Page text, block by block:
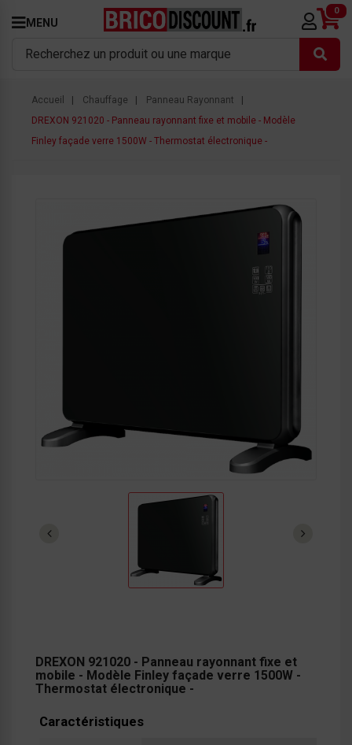
MENU
0
Accueil Chauffage
Panneau Rayonnant
DREXON 921020 - Panneau rayonnant fixe et mobile - Modèle
Finley façade verre 1500W - Thermostat électronique -
DREXON 921020 - Panneau rayonnant fixe et
mobile - Modèle Finley façade verre 1500W -
Thermostat électronique -
Caractéristiques